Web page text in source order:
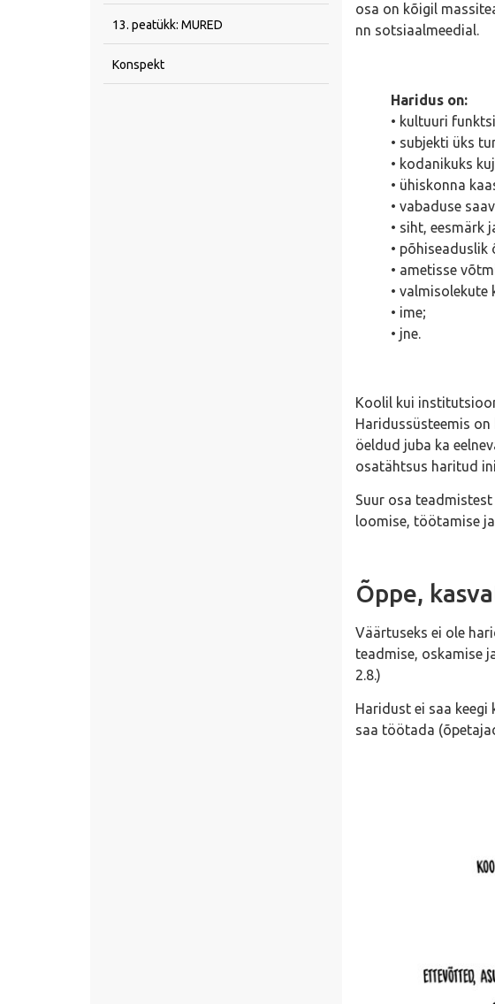
13. peatükk: MURED
Konspekt
osa on kõigil
nn sotsiaalmeedial.
Haridus on:
• kultuuri
• subjekti üks
• kodanikuks
• ühiskonna
• vabaduse
• siht, eesmärk
• põhiseaduslik
• ametisse
• valmisolekute
• ime;
• jne.
Koolil kui
Haridussüsteemis
öeldud juba ka
osatähtsus haritud
Suur osa
loomise, töötamise
Õppe,
Väärtuseks ei ole
teadmise, oskamise
2.8.)
Haridust ei saa
saa töötada